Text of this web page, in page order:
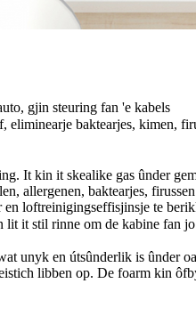
gjin steuring fan 'e kabels
baktearjes, kimen,
It kin it skealike gas ûnder
allergenen, baktearjes,
loftreinigingseffisjinsje te
it stil rinne om de kabine fan
en útsûnderlik is ûnder
libben op. De foarm kin